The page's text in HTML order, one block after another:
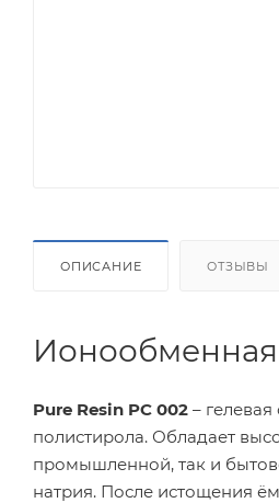
ОПИСАНИЕ ОТЗЫВЫ
Pure Resin PC 002 –
полистирола. Обладает
промышленной, так и
натрия. После истощения